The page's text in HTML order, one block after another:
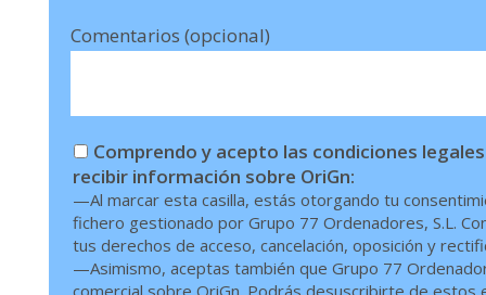
Comentarios (opcional)
Comprendo y acepto las condiciones
recibir información sobre OriGn:
—Al marcar esta casilla, estás otorgando tu
fichero gestionado por Grupo 77 Ordenadores, S.L.
tus derechos de acceso, cancelación, oposición y
—Asimismo, aceptas también que Grupo 77
comercial sobre OriGn. Podrás desuscribirte de estos